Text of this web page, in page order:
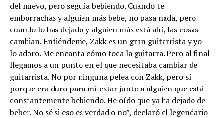
del nuevo, pero seguía bebiendo. Cuando te
emborrachas y alguien más bebe, no pasa nada, pero
cuando lo has dejado y alguien más está ahí, las cosas
cambian. Entiéndeme, Zakk es un gran guitarrista y yo
lo adoro. Me encanta cómo toca la guitarra. Pero al final
llegamos a un punto en el que necesitaba cambiar de
guitarrista. No por ninguna pelea con Zakk, pero sí
porque era duro para mí estar junto a alguien que está
constantemente bebiendo. He oído que ya ha dejado de
beber. No sé si eso es verdad o no”, declaró el legendario